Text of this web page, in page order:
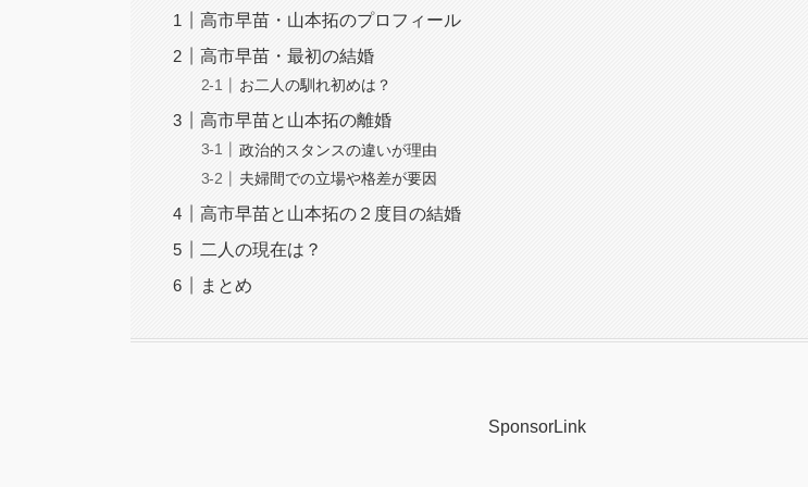
高市早苗・山本拓のプロフィール
高市早苗・最初の結婚
お二人の馴れ初めは？
高市早苗と山本拓の離婚
政治的スタンスの違いが理由
夫婦間での立場や格差が要因
高市早苗と山本拓の２度目の結婚
二人の現在は？
まとめ
SponsorLink